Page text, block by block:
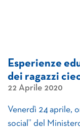
Esperienze
dei ragazzi
22 Aprile 2020
Venerdì 24 aprile,
social” del